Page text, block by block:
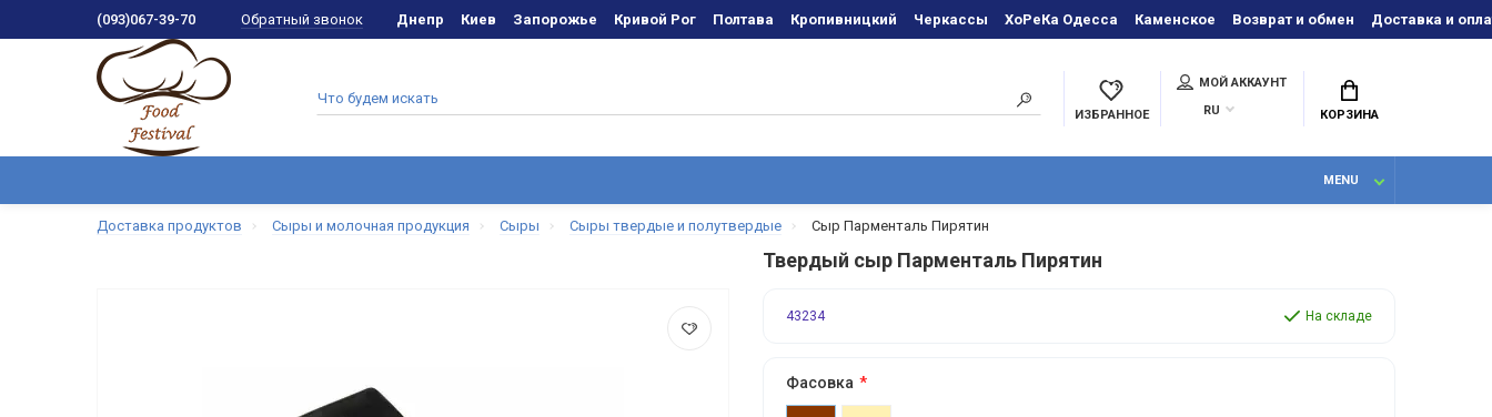
(093)067-39-70 Обратный звонок Днепр Киев Запорожье Кривой Рог Полтава Кропивницкий Черкаcсы ХоРеКа Одесса Каменское Возврат и обмен Доставка и
ИЗБРАННОЕ
МОЙ АККАУНТ
RU
КОРЗИНА
MENU
Доставка продуктов Сыры и молочная продукция Сыры Сыры твердые и полутвердые Сыр Парменталь Пирятин
Твердый сыр Парменталь Пирятин
43234 На складе
Фасовка